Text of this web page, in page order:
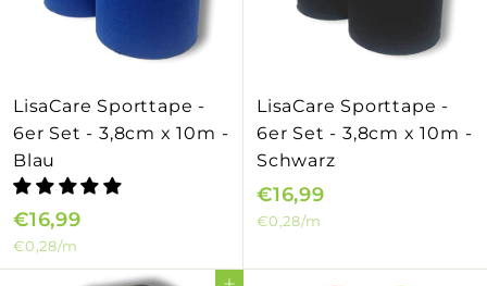
LisaCare Sporttape -
6er Set - 3,8cm x 10m -
Blau
€16,99
6
€0,28/m
LisaCare Sporttape -
6er Set - 3,8cm x 10m -
Schwarz
€16,99
€0,28/m